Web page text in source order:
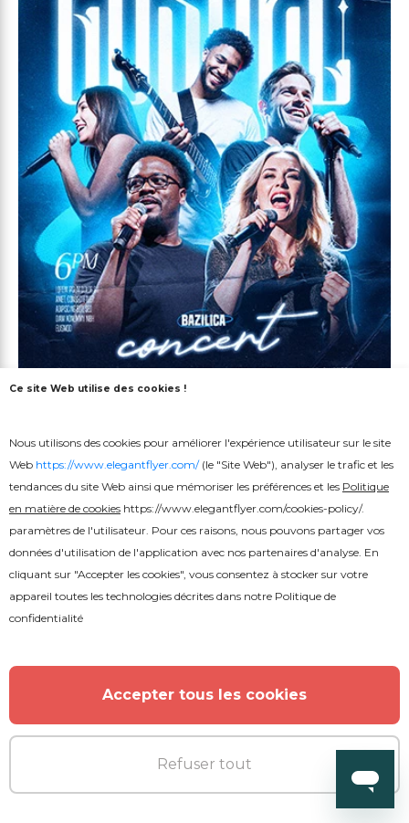
Église de l'Évangile Concert Flyer
Ce site Web utilise des cookies !
Nous utilisons des cookies pour améliorer l'expérience utilisateur sur le site
Web https://www.elegantflyer.com/(le "Site Web"), analyser le trafic et les
tendances du site Web ainsi que mémoriser les préférences et les Politique
en matière de cookies https://www.elegantflyer.com/cookies-policy/.
paramètres de l'utilisateur. Pour ces raisons, nous pouvons partager vos
données d'utilisation de l'application avec nos partenaires d'analyse. En
cliquant sur "Accepter les cookies", vous consentez à stocker sur votre
appareil toutes les technologies décrites dans notre Politique de
confidentialité
Accepter tous les cookies
Refuser tout